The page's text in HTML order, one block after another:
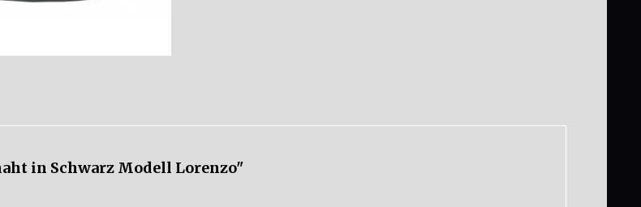
in Schwarz Modell Lorenzo"